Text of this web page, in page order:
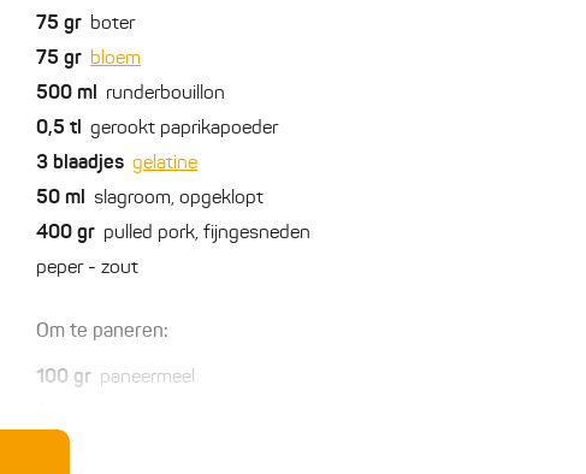
75 gr boter
75 gr bloem
500 ml runderbouillon
0,5 tl gerookt paprikapoeder
3 blaadjes gelatine
50 ml slagroom, opgeklopt
400 gr pulled pork, fijngesneden
peper - zout
Om te paneren:
100 gr paneermeel